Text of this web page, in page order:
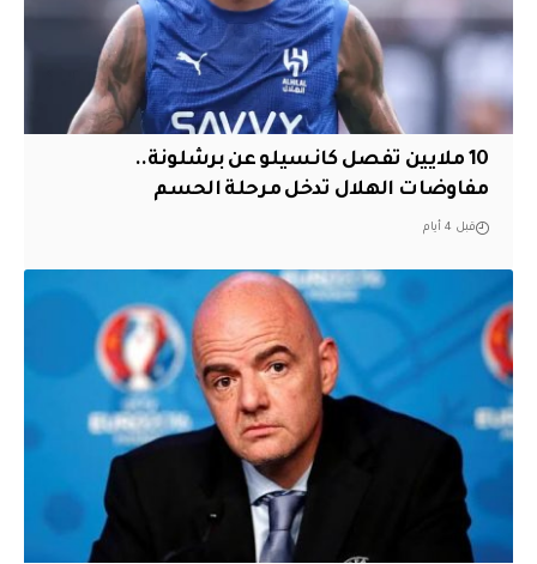
10 ملايين تفصل كانسيلو عن برشلونة..
مفاوضات الهلال تدخل مرحلة الحسم
قبل 4 أيام